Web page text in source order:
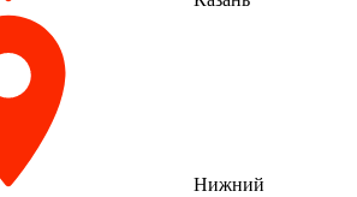
Нижний